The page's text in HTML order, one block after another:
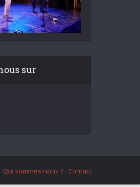
sur
Qui sommes-nous ? Contact